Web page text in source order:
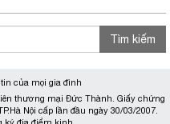
Tìm kiếm
tin của mọi gia đình
thương mại Đức Thành. Giấy chứng
Nội cấp lần đầu ngày 30/03/2007.